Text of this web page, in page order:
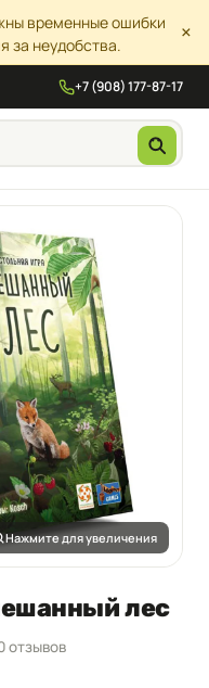
временные ошибки
за неудобства.
×
+7 (908) 177-87-17
Нажмите для увеличения
лес
отзывов